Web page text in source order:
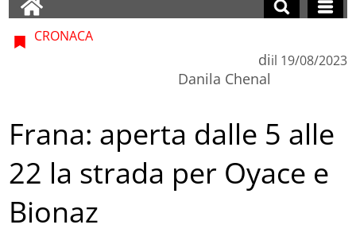
CRONACA
di
Danila Chenal
il 19/08/2023
Frana: aperta dalle 5 alle
22 la strada per Oyace e
Bionaz